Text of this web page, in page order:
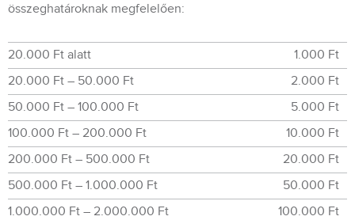
összeghatároknak megfelelően:
20.000 Ft alatt
1.000 Ft
20.000 Ft – 50.000 Ft
2.000 Ft
50.000 Ft – 100.000 Ft
5.000 Ft
100.000 Ft – 200.000 Ft
10.000 Ft
200.000 Ft – 500.000 Ft
20.000 Ft
500.000 Ft – 1.000.000 Ft
50.000 Ft
1.000.000 Ft – 2.000.000 Ft
100.000 Ft